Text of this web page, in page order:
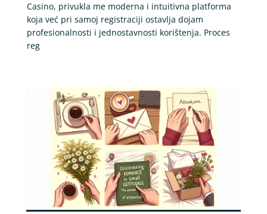
Casino, privukla me moderna i intuitivna platforma
koja već pri samoj registraciji ostavlja dojam
profesionalnosti i jednostavnosti korištenja. Proces
reg